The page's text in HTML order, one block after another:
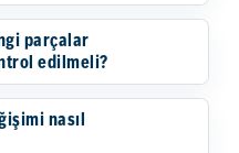
parçalar
edilmeli?
nasıl